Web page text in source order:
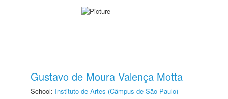
Gustavo de Moura Valença Motta
School: Instituto de Artes (Câmpus de São Paulo)